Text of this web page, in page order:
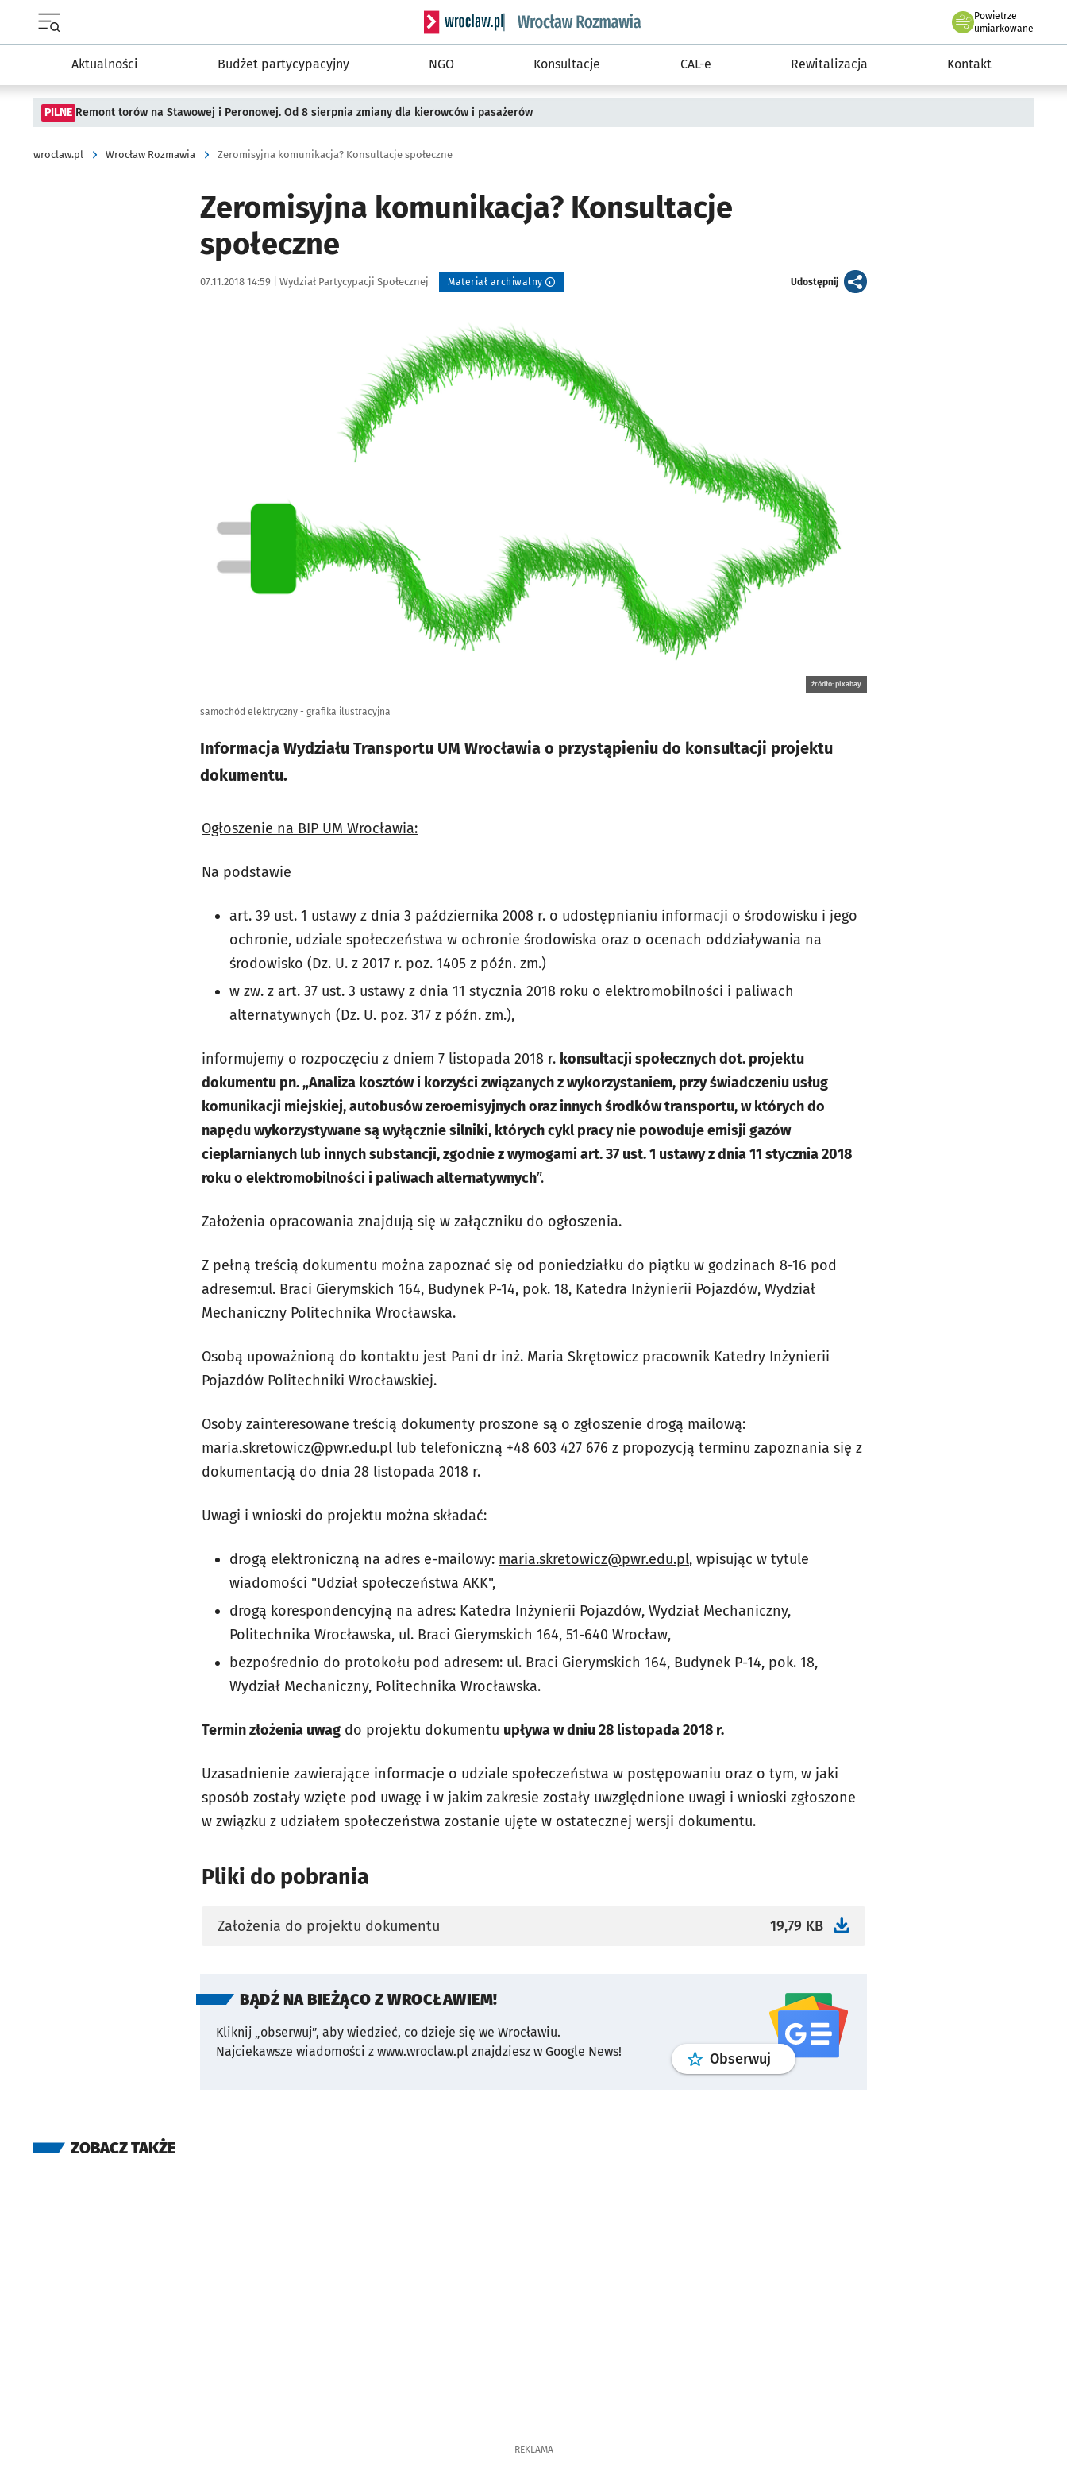
Serwis informacyjny wroclaw.pl podserwis: Rozmawia
Powietrze
we Wrocławiu
umiarkowane
Aktualności Budżet partycypacyjny NGO Konsultacje CAL-e Rewitalizacja Kontakt
PILNE Remont torów na Stawowej i Peronowej. Od 8 sierpnia zmiany dla kierowców i pasażerów
wroclaw.pl Wrocław Rozmawia Zeromisyjna komunikacja? Konsultacje społeczne
Zeromisyjna komunikacja? Konsultacje
społeczne
Data publikacji:
07.11.2018 14:59 | Autor:
Wydział Partycypacji Społecznej Materiał archiwalny Udostępnijartykuł
źródło: pixabay
samochód elektryczny - grafika ilustracyjna
Informacja Wydziału Transportu UM Wrocławia o przystąpieniu do konsultacji projektu
dokumentu.
Ogłoszenie na BIP UM Wrocławia:
Na podstawie
art. 39 ust. 1 ustawy z dnia 3 października 2008 r. o udostępnianiu informacji o środowisku i jego
ochronie, udziale społeczeństwa w ochronie środowiska oraz o ocenach oddziaływania na
środowisko (Dz. U. z 2017 r. poz. 1405 z późn. zm.)
w zw. z art. 37 ust. 3 ustawy z dnia 11 stycznia 2018 roku o elektromobilności i paliwach
alternatywnych (Dz. U. poz. 317 z późn. zm.),
informujemy o rozpoczęciu z dniem 7 listopada 2018 r. konsultacji społecznych dot. projektu
dokumentu pn. „Analiza kosztów i korzyści związanych z wykorzystaniem, przy świadczeniu usług
komunikacji miejskiej, autobusów zeroemisyjnych oraz innych środków transportu, w których do
napędu wykorzystywane są wyłącznie silniki, których cykl pracy nie powoduje emisji gazów
cieplarnianych lub innych substancji, zgodnie z wymogami art. 37 ust. 1 ustawyz dnia 11 stycznia 2018
roku o elektromobilności i paliwach alternatywnych”.
Założenia opracowania znajdują się w załączniku do ogłoszenia.
Z pełną treścią dokumentu można zapoznać się od poniedziałku do piątku w godzinach 8-16 pod
adresem:ul. Braci Gierymskich 164, Budynek P-14, pok. 18, Katedra Inżynierii Pojazdów, Wydział
Mechaniczny Politechnika Wrocławska.
Osobą upoważnioną do kontaktu jest Pani dr inż. Maria Skrętowicz pracownik Katedry Inżynierii
Pojazdów Politechniki Wrocławskiej.
Osoby zainteresowane treścią dokumenty proszone są o zgłoszenie drogą mailową:
maria.skretowicz@pwr.edu.pl lub telefoniczną +48 603 427 676 z propozycją terminu zapoznania się z
dokumentacją do dnia 28 listopada 2018 r.
Uwagi i wnioski do projektu można składać:
drogą elektroniczną na adres e-mailowy: maria.skretowicz@pwr.edu.pl, wpisując w tytule
wiadomości "Udział społeczeństwa AKK",
drogą korespondencyjną na adres: Katedra Inżynierii Pojazdów, Wydział Mechaniczny,
Politechnika Wrocławska, ul. Braci Gierymskich 164, 51-640 Wrocław,
bezpośrednio do protokołu pod adresem: ul. Braci Gierymskich 164, Budynek P-14, pok. 18,
Wydział Mechaniczny, Politechnika Wrocławska.
Termin złożenia uwag do projektu dokumentu upływa w dniu 28 listopada 2018 r.
Uzasadnienie zawierające informacje o udziale społeczeństwa w postępowaniu oraz o tym, w jaki
sposób zostały wzięte pod uwagę i w jakim zakresie zostały uwzględnione uwagi i wnioski zgłoszone
w związku z udziałem społeczeństwa zostanie ujęte w ostatecznej wersji dokumentu.
Pliki do pobrania
Założenia do projektu dokumentu 19,79 KB
otworzy się w nowej karcie
BĄDŹ NA BIEŻĄCO Z WROCŁAWIEM!
Kliknij „obserwuj”, aby wiedzieć, co dzieje się we Wrocławiu.
Najciekawsze wiadomości z www.wroclaw.pl znajdziesz w Google News!
Obserwuj profilgoogle news
ZOBACZ TAKŻE
REKLAMA